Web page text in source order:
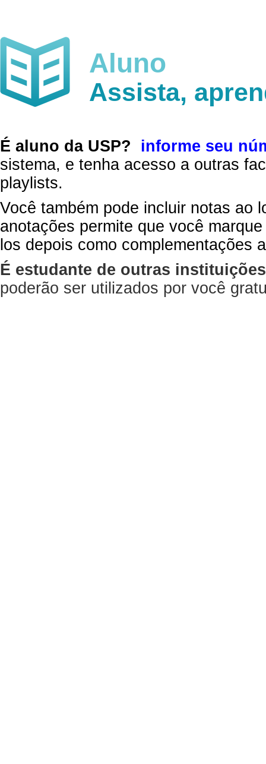
Aluno
Assista,
É aluno da USP?
informe seu
sistema, e tenha acesso a outras
playlists.
Você também pode incluir notas ao
anotações permite que você
los depois como complementações
É estudante de outras
poderão ser utilizados por você